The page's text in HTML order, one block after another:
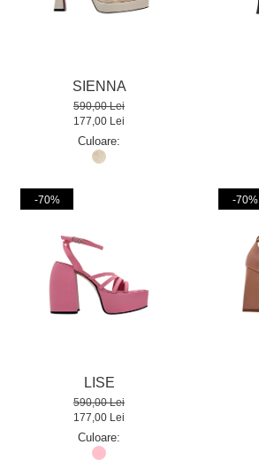
SIENNA
590,00 Lei
177,00 Lei
Culoare:
-70%
LISE
590,00 Lei
177,00 Lei
Culoare:
-70%